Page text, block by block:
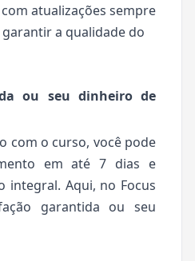
atualizações sempre
a qualidade do
ou seu dinheiro de
com o curso, você pode
em até 7 dias e
integral. Aqui, no Focus
garantida ou seu